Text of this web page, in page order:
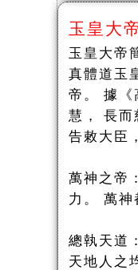
玉皇大
玉皇大帝
真體道玉
帝。 據《
慧， 長而
告敕大臣
萬神之帝
力。 萬神
總執天道
天地人之